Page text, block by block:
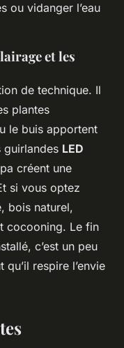
ou vidanger l’eau
et les
de technique. Il
plantes
le buis apportent
guirlandes LED
créent une
si vous optez
bois naturel,
cocooning. Le fin
c’est un peu
respire l’envie